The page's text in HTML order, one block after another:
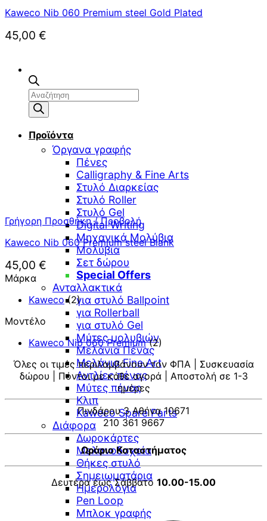
Αναζήτηση
προϊόντων
Προϊόντα
Όργανα γραφής
Πένες
Calligraphy & Fine Arts
Στυλό Διαρκείας
Στυλό Roller
Στυλό Gel
Digital Writing
Μηχανικά Μολύβια
Μολύβια
Σετ δώρου
Special Offers
Ανταλλακτικά
για στυλό Ballpoint
για Rollerball
για στυλό Gel
Μύτες μολυβιών
Μελάνια Πένας
Μελάνια Fine Art
Αντλίες πένας
Μύτες πένας
Κλιπ
Kaweco Spare Parts
Διάφορα
Δωροκάρτες
Μελανοδοχεία
Θήκες στυλό
Σημειωματάρια
Ημερολόγια
Pen Loop
Μπλοκ γραφής
Kaweco Nib 060 Premium steel Gold Plated
45,00 €
Γρήγορη Προσθήκη / Προβολή
Kaweco Nib 060 Premium steel Blank
45,00 €
Μάρκα
Kaweco (2)
Μοντέλο
Kaweco Nib 060 Premium (2)
Όλες οι τιμές περιλαμβάνουν τον ΦΠΑ | Συσκευασία
δώρου | Πόντοι με κάθε αγορά | Αποστολή σε 1-3
ημέρες
Πινδάρου 3 Αθήνα 10671
210 361 9667
Ωράριο Καταστήματος
Δευτέρα έως Σάββατο 10.00-15.00